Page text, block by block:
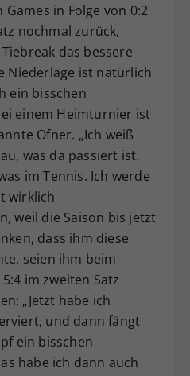
in Folge von 0:2
nochmal zurück,
das bessere
Niederlage ist natürlich
ein bisschen
einem Heimturnier ist
Ofner. „Ich weiß
was da passiert ist.
im Tennis. Ich werde
wirklich
weil die Saison bis jetzt
dass ihm diese
seien ihm beim
im zweiten Satz
„Jetzt habe ich
und dann fängt
ein bisschen
habe ich dann auch